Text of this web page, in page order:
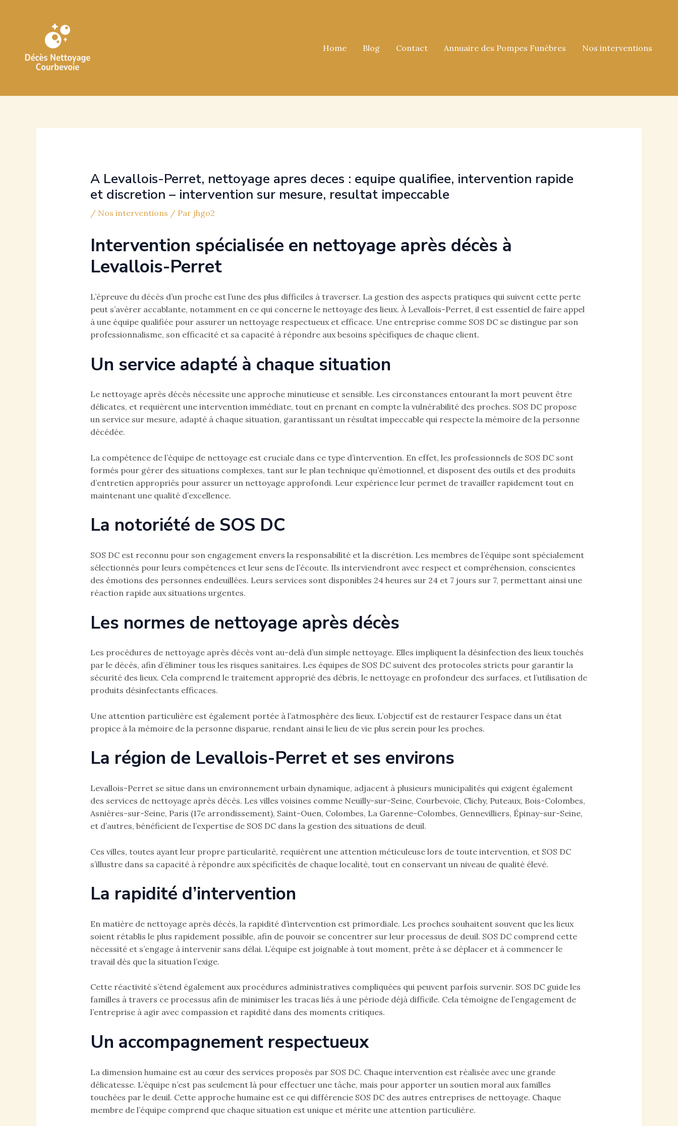
Home
Blog Contact Annuaire des Pompes Funèbres Nos interventions
A Levallois-Perret, nettoyage apres deces : equipe qualifiee, intervention rapide
et discretion – intervention sur mesure, resultat impeccable
/ Nos interventions / Par jhgo2
Intervention spécialisée en nettoyage après décès à
Levallois-Perret
L’épreuve du décès d’un proche est l’une des plus difficiles à traverser. La gestion des aspects pratiques qui suivent cette perte
peut s’avérer accablante, notamment en ce qui concerne le nettoyage des lieux. À Levallois-Perret, il est essentiel de faire appel
à une équipe qualifiée pour assurer un nettoyage respectueux et efficace. Une entreprise comme SOS DC se distingue par son
professionnalisme, son efficacité et sa capacité à répondre aux besoins spécifiques de chaque client.
Un service adapté à chaque situation
Le nettoyage après décès nécessite une approche minutieuse et sensible. Les circonstances entourant la mort peuvent être
délicates, et requièrent une intervention immédiate, tout en prenant en compte la vulnérabilité des proches. SOS DC propose
un service sur mesure, adapté à chaque situation, garantissant un résultat impeccable qui respecte la mémoire de la personne
décédée.
La compétence de l’équipe de nettoyage est cruciale dans ce type d’intervention. En effet, les professionnels de SOS DC sont
formés pour gérer des situations complexes, tant sur le plan technique qu’émotionnel, et disposent des outils et des produits
d’entretien appropriés pour assurer un nettoyage approfondi. Leur expérience leur permet de travailler rapidement tout en
maintenant une qualité d’excellence.
La notoriété de SOS DC
SOS DC est reconnu pour son engagement envers la responsabilité et la discrétion. Les membres de l’équipe sont spécialement
sélectionnés pour leurs compétences et leur sens de l’écoute. Ils interviendront avec respect et compréhension, conscientes
des émotions des personnes endeuillées. Leurs services sont disponibles 24 heures sur 24 et 7 jours sur 7, permettant ainsi une
réaction rapide aux situations urgentes.
Les normes de nettoyage après décès
Les procédures de nettoyage après décès vont au-delà d’un simple nettoyage. Elles impliquent la désinfection des lieux touchés
par le décès, afin d’éliminer tous les risques sanitaires. Les équipes de SOS DC suivent des protocoles stricts pour garantir la
sécurité des lieux. Cela comprend le traitement approprié des débris, le nettoyage en profondeur des surfaces, et l’utilisation de
produits désinfectants efficaces.
Une attention particulière est également portée à l’atmosphère des lieux. L’objectif est de restaurer l’espace dans un état
propice à la mémoire de la personne disparue, rendant ainsi le lieu de vie plus serein pour les proches.
La région de Levallois-Perret et ses environs
Levallois-Perret se situe dans un environnement urbain dynamique, adjacent à plusieurs municipalités qui exigent également
des services de nettoyage après décès. Les villes voisines comme Neuilly-sur-Seine, Courbevoie, Clichy, Puteaux, Bois-Colombes,
Asnières-sur-Seine, Paris (17e arrondissement), Saint-Ouen, Colombes, La Garenne-Colombes, Gennevilliers, Épinay-sur-Seine,
et d’autres, bénéficient de l’expertise de SOS DC dans la gestion des situations de deuil.
Ces villes, toutes ayant leur propre particularité, requièrent une attention méticuleuse lors de toute intervention, et SOS DC
s’illustre dans sa capacité à répondre aux spécificités de chaque localité, tout en conservant un niveau de qualité élevé.
La rapidité d’intervention
En matière de nettoyage après décès, la rapidité d’intervention est primordiale. Les proches souhaitent souvent que les lieux
soient rétablis le plus rapidement possible, afin de pouvoir se concentrer sur leur processus de deuil. SOS DC comprend cette
nécessité et s’engage à intervenir sans délai. L’équipe est joignable à tout moment, prête à se déplacer et à commencer le
travail dès que la situation l’exige.
Cette réactivité s’étend également aux procédures administratives compliquées qui peuvent parfois survenir. SOS DC guide les
familles à travers ce processus afin de minimiser les tracas liés à une période déjà difficile. Cela témoigne de l’engagement de
l’entreprise à agir avec compassion et rapidité dans des moments critiques.
Un accompagnement respectueux
La dimension humaine est au cœur des services proposés par SOS DC. Chaque intervention est réalisée avec une grande
délicatesse. L’équipe n’est pas seulement là pour effectuer une tâche, mais pour apporter un soutien moral aux familles
touchées par le deuil. Cette approche humaine est ce qui différencie SOS DC des autres entreprises de nettoyage. Chaque
membre de l’équipe comprend que chaque situation est unique et mérite une attention particulière.